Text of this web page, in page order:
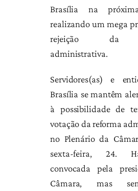
Brasília na
realizando um mega
rejeição da
administrativa.
Servidores(as) e
Brasília se mantêm
à possibilidade de
votação da reforma
no Plenário da
sexta-feira, 24.
convocada pela
Câmara, mas